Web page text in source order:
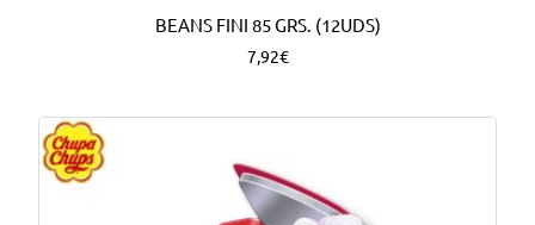
BEANS FINI 85 GRS. (12UDS)
7,92€